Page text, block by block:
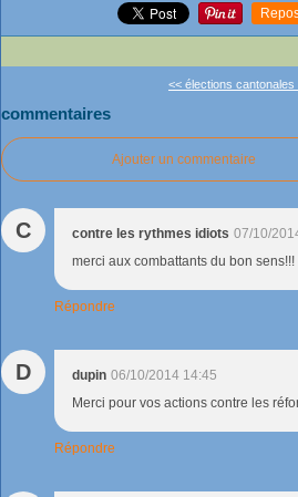
<< élections cantonales :
commentaires
Ajouter un commentaire
C contre les rythmes idiots 07/10/
merci aux combattants du bon sens!!!
Répondre
D dupin 06/10/2014 14:45
Merci pour vos actions contre les
Répondre